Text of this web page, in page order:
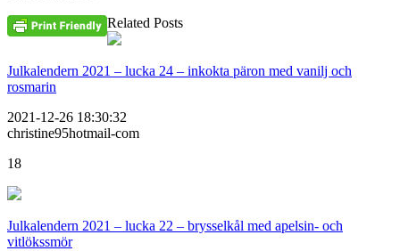
Related Posts
Julkalendern 2021 – lucka 24 – inkokta päron med vanilj och
rosmarin
2021-12-26 18:30:32
christine95hotmail-com
18
Julkalendern 2021 – lucka 22 – brysselkål med apelsin- och
vitlökssmör